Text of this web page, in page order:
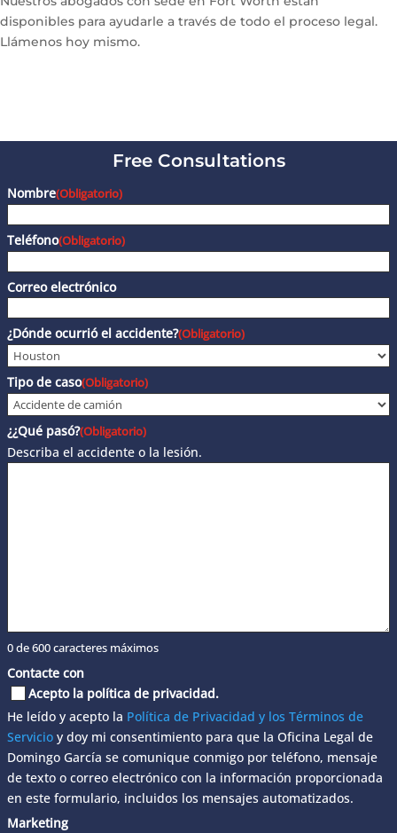
disponibles para ayudarle a través de todo el proceso legal.
Llámenos hoy mismo.
Free Consultations
Nombre(Obligatorio)
Teléfono(Obligatorio)
Correo electrónico
¿Dónde ocurrió el accidente?(Obligatorio)
Tipo de caso(Obligatorio)
¿¿Qué pasó?(Obligatorio)
Describa el accidente o la lesión.
0 de 600 caracteres máximos
Contacte con
Acepto la política de privacidad.
He leído y acepto la Política de Privacidad y los Términos de
Servicio y doy mi consentimiento para que la Oficina Legal de
Domingo García se comunique conmigo por teléfono, mensaje
de texto o correo electrónico con la información proporcionada
en este formulario, incluidos los mensajes automatizados.
Marketing